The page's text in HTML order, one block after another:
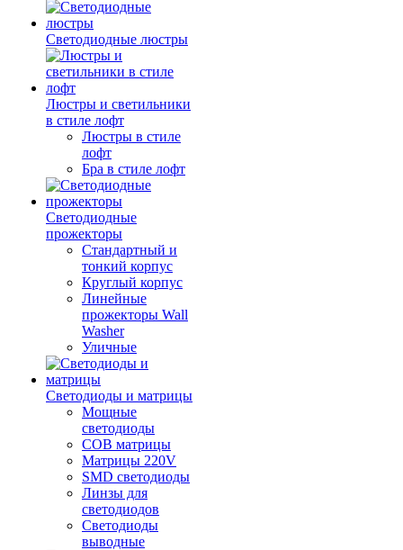
Светодиодные люстры
Люстры и светильники
в стиле лофт
Люстры в стиле
лофт
Бра в стиле лофт
Светодиодные
прожекторы
Стандартный и
тонкий корпус
Круглый корпус
Линейные
прожекторы Wall
Washer
Уличные
Светодиоды и матрицы
Мощные
светодиоды
COB матрицы
Матрицы 220V
SMD светодиоды
Линзы для
светодиодов
Светодиоды
выводные